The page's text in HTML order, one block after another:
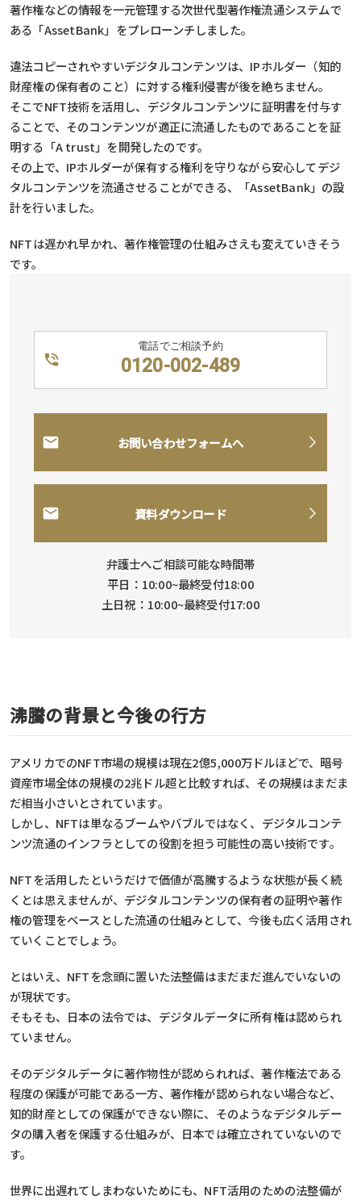
著作権などの情報を一元管理する次世代型著作権流通システムで
ある「AssetBank」をプレローンチしました。
違法コピーされやすいデジタルコンテンツは、IPホルダー（知的
財産権の保有者のこと）に対する権利侵害が後を絶ちません。
そこでNFT技術を活用し、デジタルコンテンツに証明書を付与す
ることで、そのコンテンツが適正に流通したものであることを証
明する「A trust」を開発したのです。
その上で、IPホルダーが保有する権利を守りながら安心してデジ
タルコンテンツを流通させることができる、「AssetBank」の設
計を行いました。
NFTは遅かれ早かれ、著作権管理の仕組みさえも変えていきそう
です。
電話でご相談予約
0120-002-489
お問い合わせフォームへ
資料ダウンロード
弁護士へご相談可能な時間帯
平日：10:00~最終受付18:00
土日祝：10:00~最終受付17:00
沸騰の背景と今後の行方
アメリカでのNFT市場の規模は現在2億5,000万ドルほどで、暗号
資産市場全体の規模の2兆ドル超と比較すれば、その規模はまだま
だ相当小さいとされています。
しかし、NFTは単なるブームやバブルではなく、デジタルコンテ
ンツ流通のインフラとしての役割を担う可能性の高い技術です。
NFTを活用したというだけで価値が高騰するような状態が長く続
くとは思えませんが、デジタルコンテンツの保有者の証明や著作
権の管理をベースとした流通の仕組みとして、今後も広く活用され
ていくことでしょう。
とはいえ、NFTを念頭に置いた法整備はまだまだ進んでいないの
が現状です。
そもそも、日本の法令では、デジタルデータに所有権は認められ
ていません。
そのデジタルデータに著作物性が認められれば、著作権法である
程度の保護が可能である一方、著作権が認められない場合など、
知的財産としての保護ができない際に、そのようなデジタルデー
タの購入者を保護する仕組みが、日本では確立されていないので
す。
世界に出遅れてしまわないためにも、NFT活用のための法整備が